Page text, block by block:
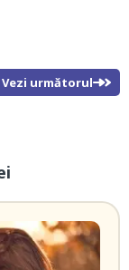
Vezi următorul